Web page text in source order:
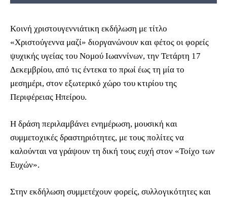
Κοινή χριστουγεννιάτικη εκδήλωση με τίτλο
«Χριστούγεννα μαζί» διοργανώνουν και φέτος οι φορείς
ψυχικής υγείας του Νομού Ιωαννίνων, την Τετάρτη 17
Δεκεμβρίου, από τις έντεκα το πρωί έως τη μία το
μεσημέρι, στον εξωτερικό χώρο του κτιρίου της
Περιφέρειας Ηπείρου.
Η δράση περιλαμβάνει ενημέρωση, μουσική και
συμμετοχικές δραστηριότητες, με τους πολίτες να
καλούνται να γράψουν τη δική τους ευχή στον «Τοίχο των
Ευχών».
Στην εκδήλωση συμμετέχουν φορείς, συλλογικότητες και